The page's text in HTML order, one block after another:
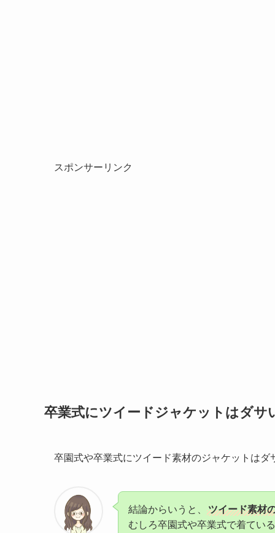
スポンサーリンク
卒業式にツイードジャケットはダサ
卒園式や卒業式にツイード素材のジャケットはダ
結論からいうと、
ツイード素材
むしろ卒園式や卒業式で着てい